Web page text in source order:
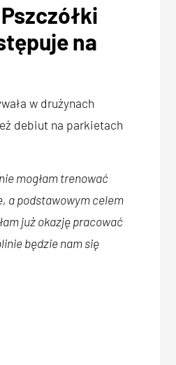
na
w drużynach
debiut na parkietach
mogłam trenować
a podstawowym celem
już okazję pracować
będzie nam się